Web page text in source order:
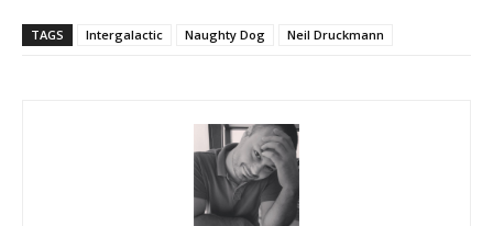
TAGS Intergalactic Naughty Dog Neil Druckmann